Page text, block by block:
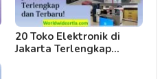
20 Toko Elektronik di
Jakarta Terlengkap…